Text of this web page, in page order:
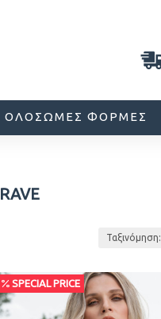
ΟΛΌΣΩΜΕΣ ΦΌΡΜΕΣ
Ταξινόμηση:
SPECIAL PRICE